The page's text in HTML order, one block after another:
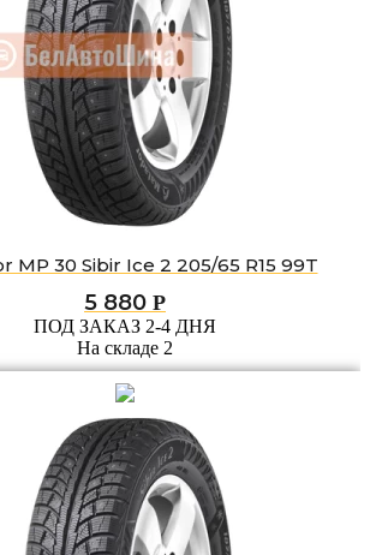
MP 30 Sibir Ice 2 205/65 R15 99T
5 880 Р
ПОД ЗАКАЗ 2-4 ДНЯ
На складе 2